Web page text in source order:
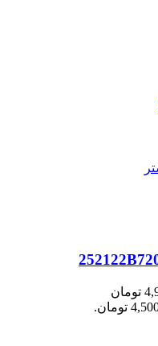
قیمت اصلی: 4,900,000 تومان